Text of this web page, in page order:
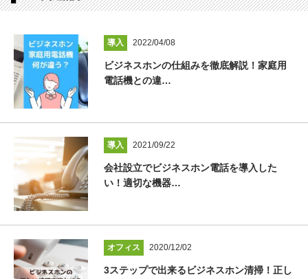
導入 2022/04/08
ビジネスホンの仕組みを徹底解説！家庭用
電話機との違…
導入 2021/09/22
会社設立でビジネスホン電話を導入した
い！適切な機器…
オフィス 2020/12/02
3ステップで出来るビジネスホン清掃！正し